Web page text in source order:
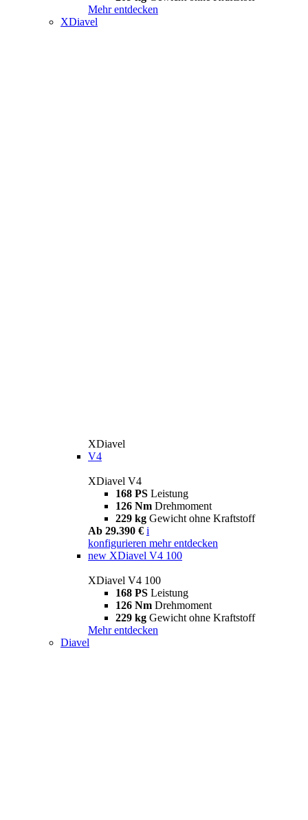
Mehr entdecken
XDiavel
XDiavel
V4
XDiavel V4
168 PS Leistung
126 Nm Drehmoment
229 kg Gewicht ohne Kraftstoff
Ab 29.390 € i
konfigurieren mehr entdecken
new XDiavel V4 100
XDiavel V4 100
168 PS Leistung
126 Nm Drehmoment
229 kg Gewicht ohne Kraftstoff
Mehr entdecken
Diavel